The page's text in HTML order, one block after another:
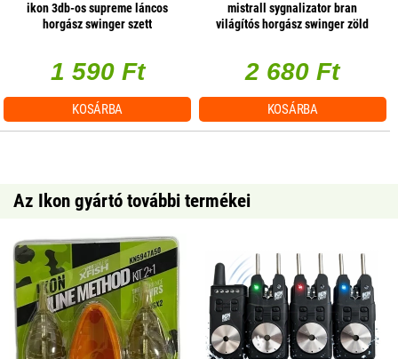
ikon 3db-os supreme láncos
horgász swinger szett
1 590 Ft
KOSÁRBA
mistrall sygnalizator bran
világítós horgász swinger zöld
2 680 Ft
KOSÁRBA
Az Ikon gyártó további termékei